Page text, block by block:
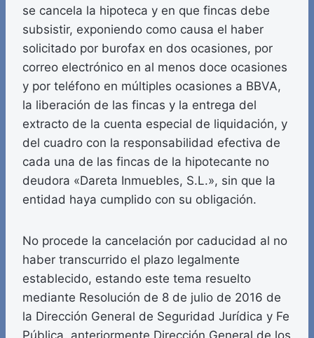
se cancela la hipoteca y en que fincas debe
subsistir, exponiendo como causa el haber
solicitado por burofax en dos ocasiones, por
correo electrónico en al menos doce ocasiones
y por teléfono en múltiples ocasiones a BBVA,
la liberación de las fincas y la entrega del
extracto de la cuenta especial de liquidación, y
del cuadro con la responsabilidad efectiva de
cada una de las fincas de la hipotecante no
deudora «Dareta Inmuebles, S.L.», sin que la
entidad haya cumplido con su obligación.
No procede la cancelación por caducidad al no
haber transcurrido el plazo legalmente
establecido, estando este tema resuelto
mediante Resolución de 8 de julio de 2016 de
la Dirección General de Seguridad Jurídica y Fe